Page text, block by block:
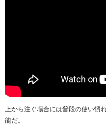
上から注ぐ場合には普段の使い慣
能だ。